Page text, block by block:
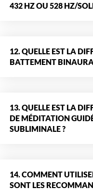
432 HZ OU 528 HZ/
12. QUELLE EST LA
BATTEMENT
13. QUELLE EST LA
DE MÉDITATION
SUBLIMINALE ?
14. COMMENT
SONT LES